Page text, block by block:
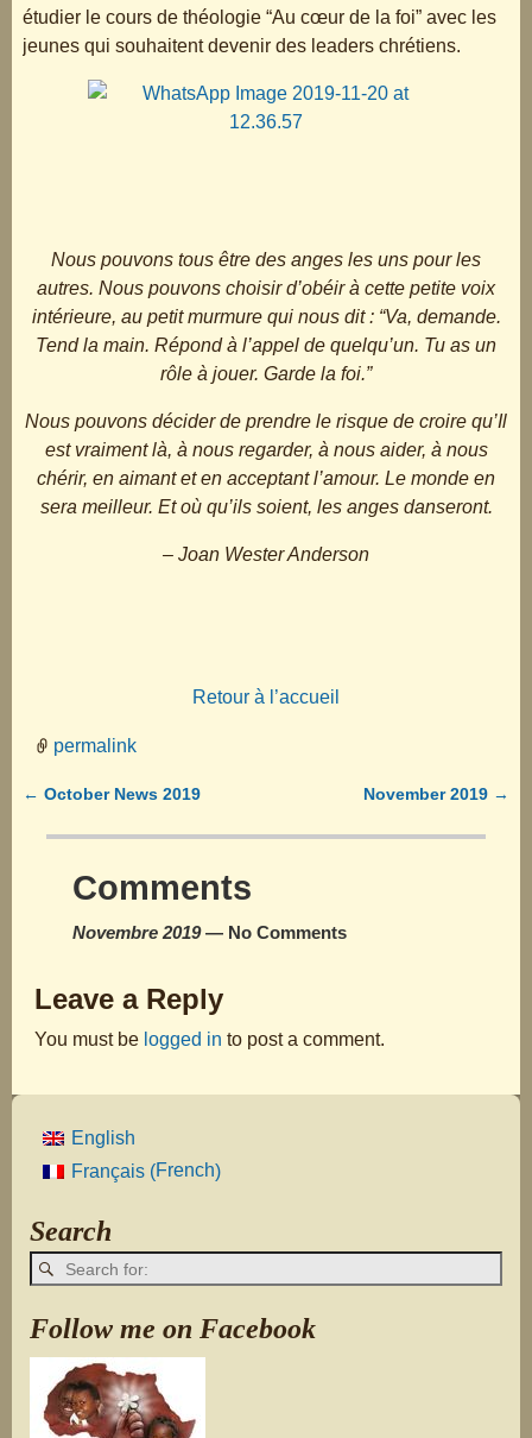
étudier le cours de théologie “Au cœur de la foi” avec les
jeunes qui souhaitent devenir des leaders chrétiens.
Nous pouvons tous être des anges les uns pour les
autres. Nous pouvons choisir d’obéir à cette petite voix
intérieure, au petit murmure qui nous dit : “Va, demande.
Tend la main. Répond à l’appel de quelqu’un. Tu as un
rôle à jouer. Garde la foi.”
Nous pouvons décider de prendre le risque de croire qu’Il
est vraiment là, à nous regarder, à nous aider, à nous
chérir, en aimant et en acceptant l’amour. Le monde en
sera meilleur. Et où qu’ils soient, les anges danseront.
– Joan Wester Anderson
Retour à l’accueil
permalink
← October News 2019 November 2019 →
Comments
Novembre 2019— No Comments
Leave a Reply
You must be logged in to post a comment.
English
Français (French)
Search
Follow me on Facebook